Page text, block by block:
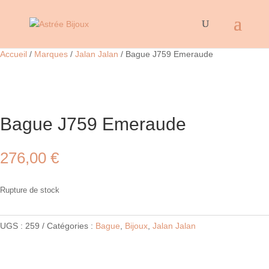
Accueil / Marques / Jalan Jalan / Bague J759 Emeraude
Bague J759 Emeraude
276,00 €
Rupture de stock
UGS : 259 Catégories : Bague Bijoux Jalan Jalan